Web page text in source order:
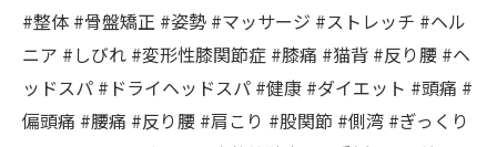
#整体 #骨盤矯正 #姿勢 #マッサージ #ストレッチ #ヘル
ニア #しびれ #変形性膝関節症 #膝痛 #猫背 #反り腰 #ヘ
ッドスパ #ドライヘッドスパ #健康 #ダイエット #頭痛 #
偏頭痛 #腰痛 #反り腰 #肩こり #股関節 #側湾 #ぎっくり